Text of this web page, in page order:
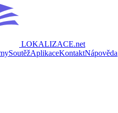
LOKALIZACE.net
SoutěžAplikaceKontaktNápověda